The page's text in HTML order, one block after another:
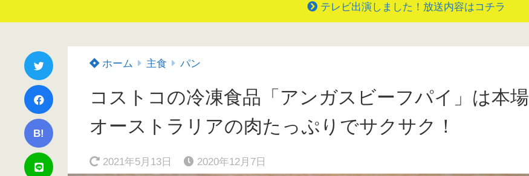
テレビ出演しました！放送内容はコチラ
B!
ホーム 主食 パン
コストコの冷凍食品「アンガスビーフパイ」は本場
オーストラリアの肉たっぷりでサクサク！
2021年5月13日 2020年12月7日